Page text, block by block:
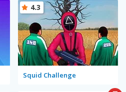
Squid Challenge
4.3